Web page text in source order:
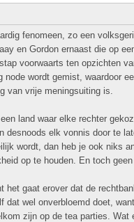
fenomeen, zo een
en Gordon ernaast die op
voorwaarts ten opzichten
node wordt gemist, waardoor
van vrije meningsuiting is.
land waar elke rechter
desnoods elk vonnis door te
wordt, dan heb je ook niks
op te houden. En toch
het gaat erover dat de
dat wel onverbloemd doet,
zijn op de tea parties.